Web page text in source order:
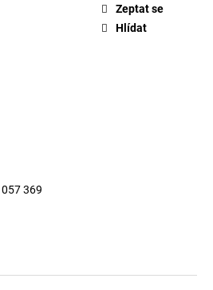
Zeptat se
Hlídat
369